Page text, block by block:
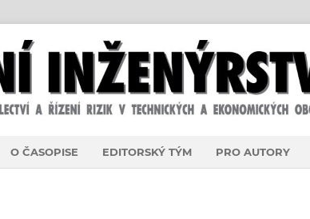
O ČASOPISE EDITORSKÝ TÝM PRO AUTORY